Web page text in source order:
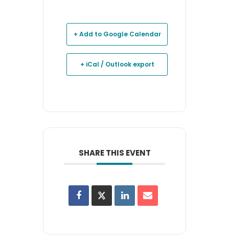
+ Add to Google Calendar
+ iCal / Outlook export
SHARE THIS EVENT